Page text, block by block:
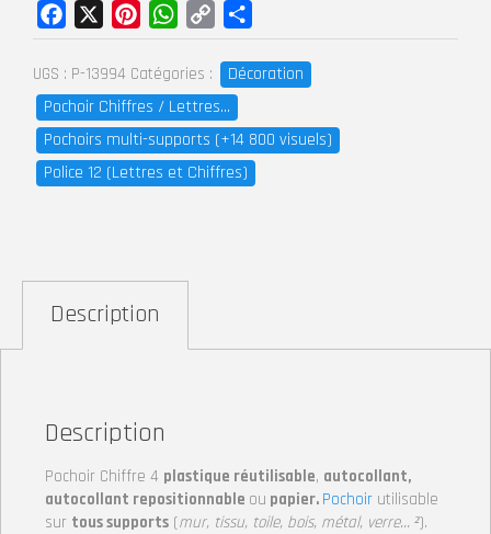
UGS : P-13994 Catégories :
Décoration
Pochoir Chiffres / Lettres...
Pochoirs multi-supports (+14 800 visuels)
Police 12 (Lettres et Chiffres)
Facebook PinterestWhatsApp
Copy
Link
Description
Description
Pochoir Chiffre 4 plastique réutilisable, autocollant,
autocollant repositionnable ou papier. Pochoir utilisable
sur tous supports (mur, tissu, toile, bois, métal, verre… ²).